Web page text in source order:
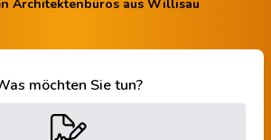
Architektenbüros aus Willisau
möchten Sie tun?